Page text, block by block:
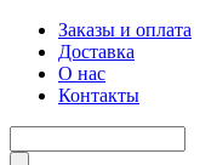
Заказы и оплата
Доставка
О нас
Контакты